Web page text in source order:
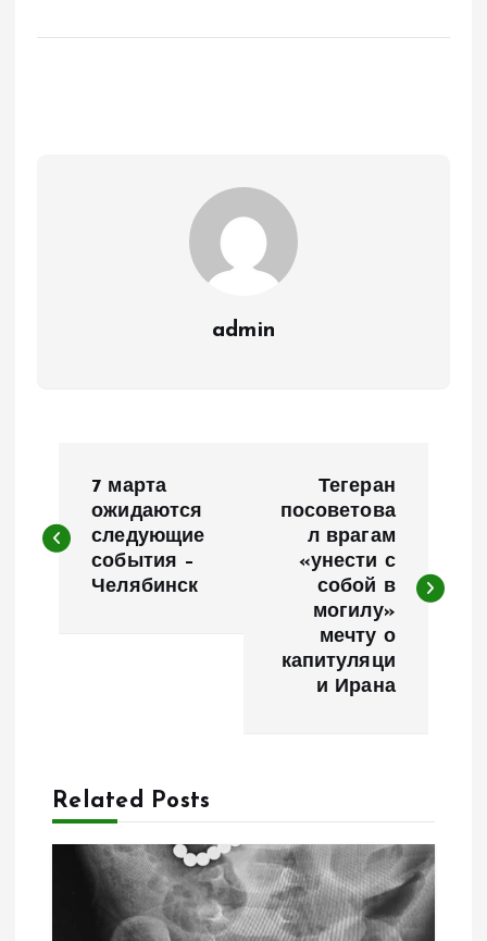
admin
а
ц
и
7 марта
ожидаются
следующие
события –
Челябинск
Тегеран
посоветова
л врагам
«унести с
собой в
могилу»
мечту о
капитуляци
и Ирана
Related Posts